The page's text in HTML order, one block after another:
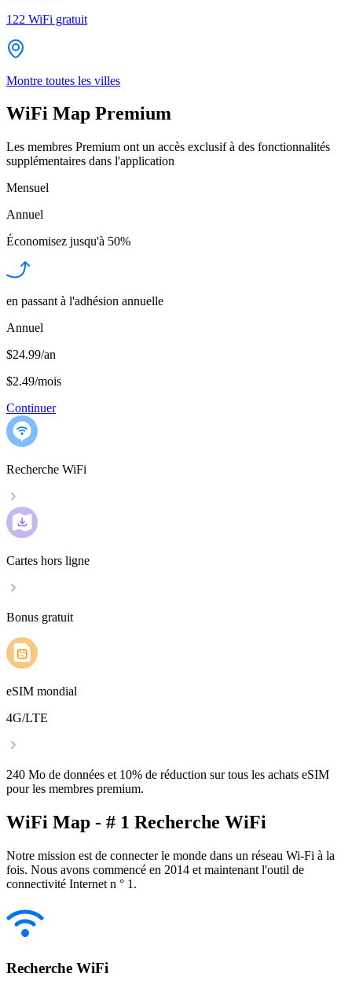
122 WiFi gratuit
Montre toutes les villes
WiFi Map Premium
Les membres Premium ont un accès exclusif à des fonctionnalités
supplémentaires dans l'application
Mensuel
Annuel
Économisez jusqu'à 50%
en passant à l'adhésion annuelle
Annuel
$24.99/an
$2.49/mois
Continuer
Recherche WiFi
Cartes hors ligne
Bonus gratuit
eSIM mondial
4G/LTE
240 Mo de données et 10% de réduction sur tous les achats eSIM
pour les membres premium.
WiFi Map - # 1 Recherche WiFi
Notre mission est de connecter le monde dans un réseau Wi-Fi à la
fois. Nous avons commencé en 2014 et maintenant l'outil de
connectivité Internet n ° 1.
Recherche WiFi